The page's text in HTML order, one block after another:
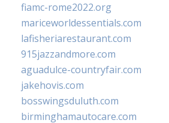
fiamc-rome2022.org
mariceworldessentials.com
lafisheriarestaurant.com
915jazzandmore.com
aguadulce-countryfair.com
jakehovis.com
bosswingsduluth.com
birminghamautocare.com